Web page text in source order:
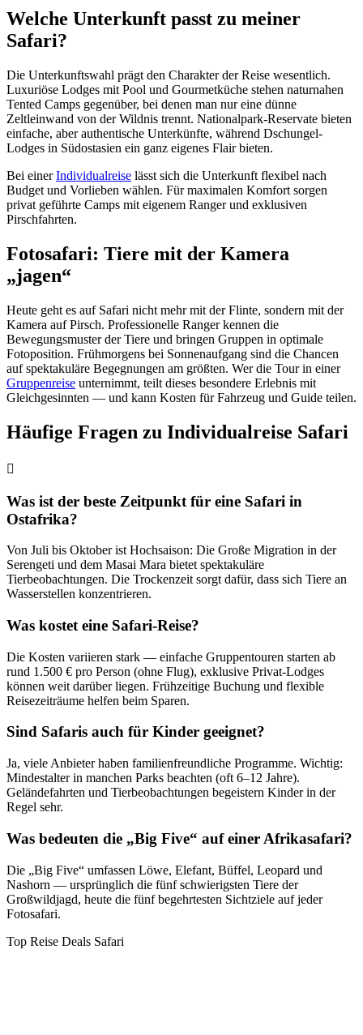
Welche Unterkunft passt zu meiner
Safari?
Die Unterkunftswahl prägt den Charakter der Reise wesentlich.
Luxuriöse Lodges mit Pool und Gourmetküche stehen naturnahen
Tented Camps gegenüber, bei denen man nur eine dünne
Zeltleinwand von der Wildnis trennt. Nationalpark-Reservate bieten
einfache, aber authentische Unterkünfte, während Dschungel-
Lodges in Südostasien ein ganz eigenes Flair bieten.
Bei einerIndividualreise lässt sich die Unterkunft flexibel nach
Budget und Vorlieben wählen. Für maximalen Komfort sorgen
privat geführte Camps mit eigenem Ranger und exklusiven
Pirschfahrten.
Fotosafari: Tiere mit der Kamera
„jagen“
Heute geht es auf Safari nicht mehr mit der Flinte, sondern mit der
Kamera auf Pirsch. Professionelle Ranger kennen die
Bewegungsmuster der Tiere und bringen Gruppen in optimale
Fotoposition. Frühmorgens bei Sonnenaufgang sind die Chancen
auf spektakuläre Begegnungen am größten. Wer die Tour in einer
Gruppenreise unternimmt, teilt dieses besondere Erlebnis mit
Gleichgesinnten — und kann Kosten für Fahrzeug und Guide teilen.
Häufige Fragen zu Individualreise Safari
Was ist der beste Zeitpunkt für eine Safari in
Ostafrika?
Von Juli bis Oktober ist Hochsaison: Die Große Migration in der
Serengeti und dem Masai Mara bietet spektakuläre
Tierbeobachtungen. Die Trockenzeit sorgt dafür, dass sich Tiere an
Wasserstellen konzentrieren.
Was kostet eine Safari-Reise?
Die Kosten variieren stark — einfache Gruppentouren starten ab
rund 1.500 € pro Person (ohne Flug), exklusive Privat-Lodges
können weit darüber liegen. Frühzeitige Buchung und flexible
Reisezeiträume helfen beim Sparen.
Sind Safaris auch für Kinder geeignet?
Ja, viele Anbieter haben familienfreundliche Programme. Wichtig:
Mindestalter in manchen Parks beachten (oft 6–12 Jahre).
Geländefahrten und Tierbeobachtungen begeistern Kinder in der
Regel sehr.
Was bedeuten die „Big Five“ auf einer Afrikasafari?
Die „Big Five“ umfassen Löwe, Elefant, Büffel, Leopard und
Nashorn — ursprünglich die fünf schwierigsten Tiere der
Großwildjagd, heute die fünf begehrtesten Sichtziele auf jeder
Fotosafari.
Top Reise Deals Safari